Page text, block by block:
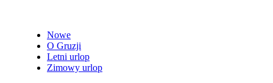
Nowe
O Gruzji
Letni urlop
Zimowy urlop